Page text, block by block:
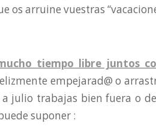
os arruine vuestras
tiempo libre juntos
empejarad@ o
julio trabajas bien fuera o
suponer :